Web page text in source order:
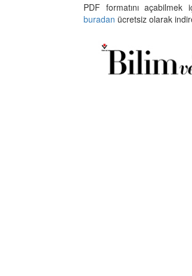
PDF formatını
buradan ücretsiz olarak